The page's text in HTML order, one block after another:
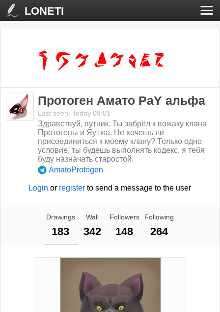
LONETI
Протоген Амато РаY альфа
Last seen: Today 09:01
Здравствуй, путник. Ты забрёл к вожаку клана
Протогены и Яутжа. Не хочешь ли
присоединиться к моему клану? Только одно
условие, ты будешь выполнять кодекс, я тебя
буду назначать старостой.
AmatoProtogen
Login or register to send a message to the user
Drawings
183
Wall
342
Followers
148
Following
264